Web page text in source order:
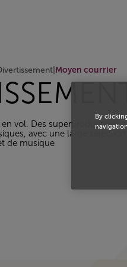
page
Moyen courrier
vol. Des superproductions
avec une large
de musique
By